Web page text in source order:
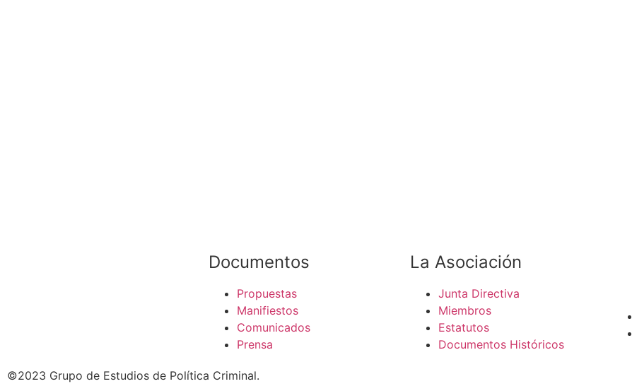
Documentos
Propuestas
Manifiestos
Comunicados
Prensa
La Asociación
Junta Directiva
Miembros
Estatutos
Documentos Históricos
©2023 Grupo de Estudios de Política Criminal.